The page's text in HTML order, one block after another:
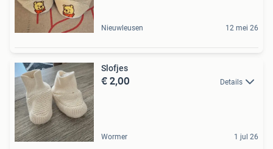
Nieuwleusen 12 mei 26
Slofjes
€ 2,00 Details
Wormer 1 jul 26